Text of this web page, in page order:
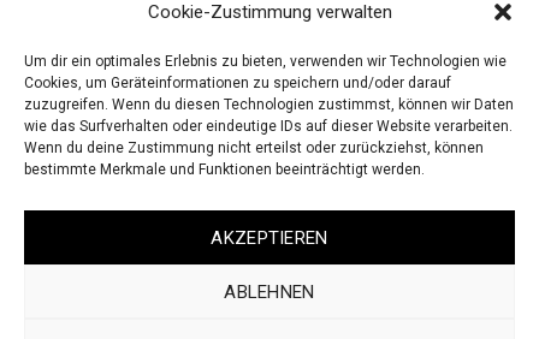
Cookie-Zustimmung verwalten
Um dir ein optimales Erlebnis zu bieten, verwenden wir Technologien wie
Cookies, um Geräteinformationen zu speichern und/oder darauf
zuzugreifen. Wenn du diesen Technologien zustimmst, können wir Daten
wie das Surfverhalten oder eindeutige IDs auf dieser Website verarbeiten.
Wenn du deine Zustimmung nicht erteilst oder zurückziehst, können
bestimmte Merkmale und Funktionen beeinträchtigt werden.
AKZEPTIEREN
ABLEHNEN